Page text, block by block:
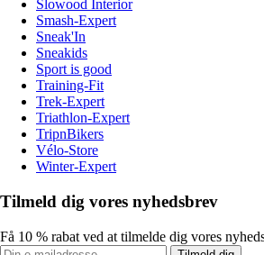
Slowood Interior
Smash-Expert
Sneak'In
Sneakids
Sport is good
Training-Fit
Trek-Expert
Triathlon-Expert
TripnBikers
Vélo-Store
Winter-Expert
Tilmeld dig vores nyhedsbrev
Få 10 % rabat ved at tilmelde dig vores